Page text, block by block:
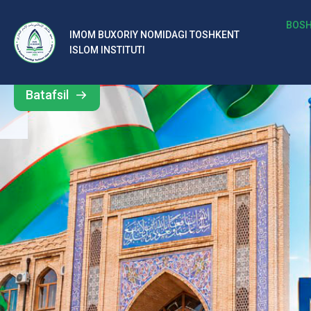
IMOM BUXORIY NOMIDAGI TOSHKENT
ISLOM INSTITUTI
b
al
ar
o‘
rt
a
si
d
Barcha
yangiliklar
Batafsil